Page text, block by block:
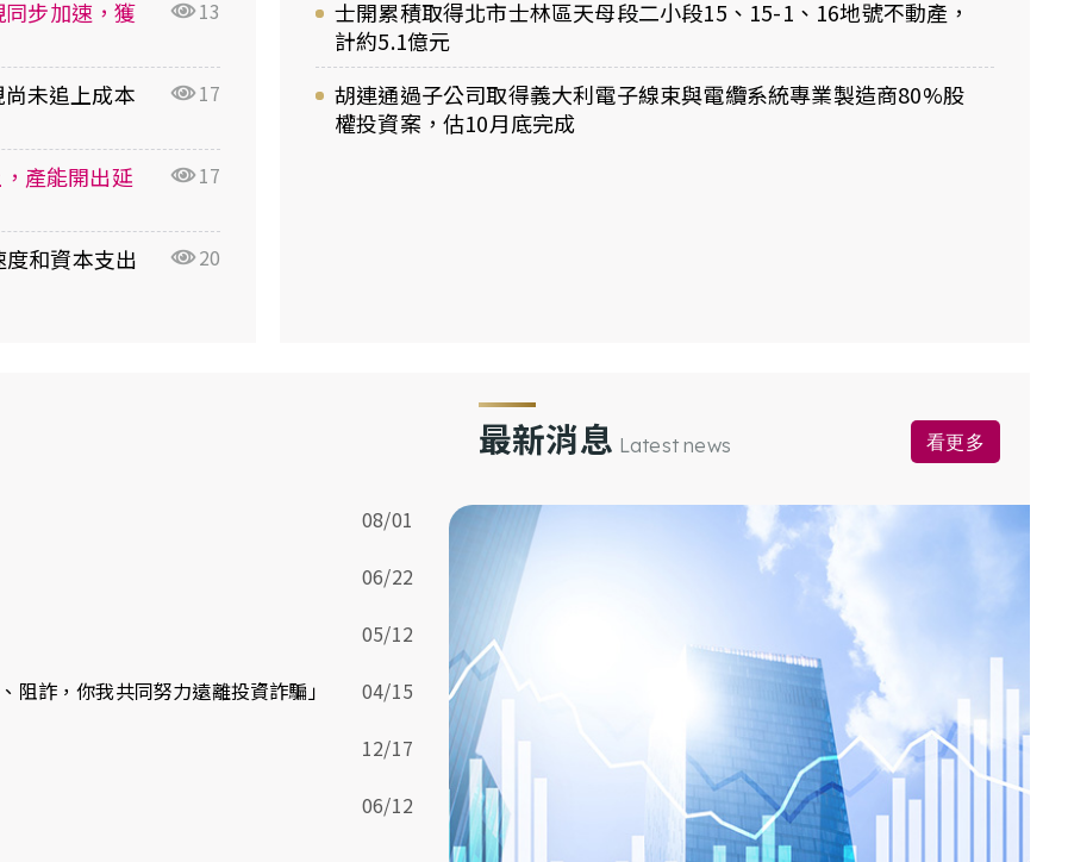
步加速，獲
13
未追上成本
17
產能開出延
17
和資本支出
20
士開累積取得北市士林區天母段二小段15、15-1、16地號不動產，
計約5.1億元
胡連通過子公司取得義大利電子線束與電纜系統專業製造商80%股
權投資案，估10月底完成
最新消息 Latest news 看更多
08/01
06/22
05/12
阻詐，你我共同努力遠離投資詐騙」 04/15
12/17
06/12